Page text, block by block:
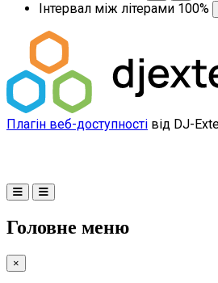
Інтервал між літерами 100%
Плагін веб-доступності від DJ-
Головне меню
×